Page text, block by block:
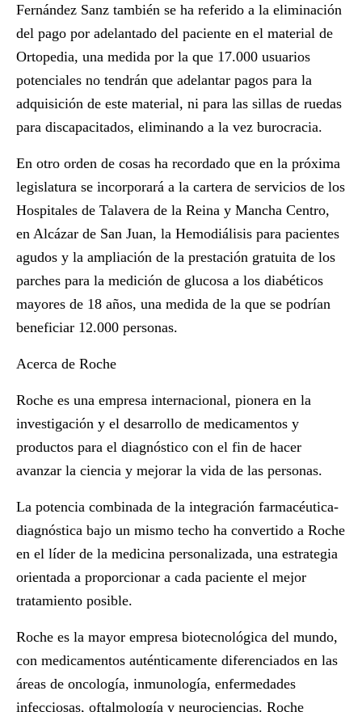
Fernández Sanz también se ha referido a la eliminación
del pago por adelantado del paciente en el material de
Ortopedia, una medida por la que 17.000 usuarios
potenciales no tendrán que adelantar pagos para la
adquisición de este material, ni para las sillas de ruedas
para discapacitados, eliminando a la vez burocracia.
En otro orden de cosas ha recordado que en la próxima
legislatura se incorporará a la cartera de servicios de los
Hospitales de Talavera de la Reina y Mancha Centro,
en Alcázar de San Juan, la Hemodiálisis para pacientes
agudos y la ampliación de la prestación gratuita de los
parches para la medición de glucosa a los diabéticos
mayores de 18 años, una medida de la que se podrían
beneficiar 12.000 personas.
Acerca de Roche
Roche es una empresa internacional, pionera en la
investigación y el desarrollo de medicamentos y
productos para el diagnóstico con el fin de hacer
avanzar la ciencia y mejorar la vida de las personas.
La potencia combinada de la integración farmacéutica-
diagnóstica bajo un mismo techo ha convertido a Roche
en el líder de la medicina personalizada, una estrategia
orientada a proporcionar a cada paciente el mejor
tratamiento posible.
Roche es la mayor empresa biotecnológica del mundo,
con medicamentos auténticamente diferenciados en las
áreas de oncología, inmunología, enfermedades
infecciosas, oftalmología y neurociencias. Roche